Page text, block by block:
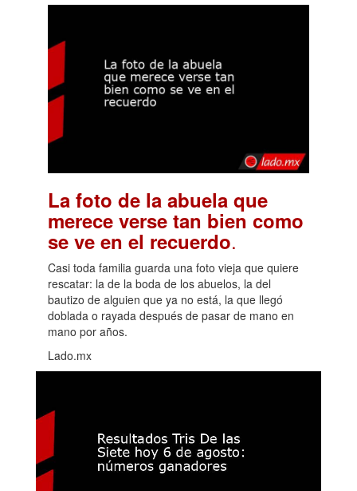
La foto de la abuela que
merece verse tan bien como
se ve en el recuerdo.
Casi toda familia guarda una foto vieja que quiere
rescatar: la de la boda de los abuelos, la del
bautizo de alguien que ya no está, la que llegó
doblada o rayada después de pasar de mano en
mano por años.
Lado.mx